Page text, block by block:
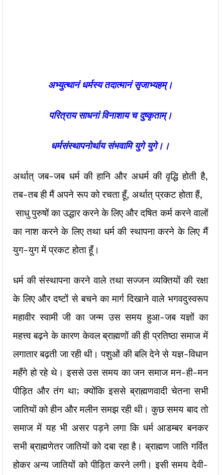
अभ्युत्थानं धर्मस्य तदात्मानं सृजाभ्यहम्।
परित्राय साधनां विनाशाय च दुष्कृताम्।
धर्मसंस्थापनोर्थाय संभवामि युगे युगे।।
अर्थात् जब-जब धर्म की हानि और अधर्म की वृद्धि होती है,
तब-तब ही मैं अपने रूप को रचता हूँ, अर्थात् प्रकट होता हैं,
साधु पुरुषों का उद्धार करने के लिए और दषित कर्म करने वालों
का नाश करने के लिए तथा धर्म की स्थापना करने के लिए मैं
युग-युग में प्रकट होता हूँ।
धर्म की संस्थापना करने वाले तथा सज्जन व्यक्तियों की रक्षा
के लिए और दष्टों से बचने का मार्ग दिखाने वाले भगवदुस्वरूप
महावीर स्वामी जी का जन्म उस समय हुआ-जब यज्ञों का
महत्त्व बढ़ने के कारण केवल ब्राह्मणों की ही प्रतिष्ठा समाज में
लगातार बढ़ती जा रही थी। पशुओं की बलि देने से यज्ञ-विधान
महँगे हो रहे थे। इससे उस समय का जन समाज मन-ही-मन
पीड़ित और तंग था; क्योंकि इससे ब्राह्मणवादी चेतना सभी
जातियों को हीन और मलीन समझ रही थी। कुछ समय बाद तो
समाज में यह भी असर पड़ने लगा कि धर्म आडम्बर बनकर
सभी ब्राह्मणेतर जातियों को दबा रहा है। ब्राह्मण जाति गर्वित
होकर अन्य जातियों को पीड़ित करने लगी। इसी समय देवी-